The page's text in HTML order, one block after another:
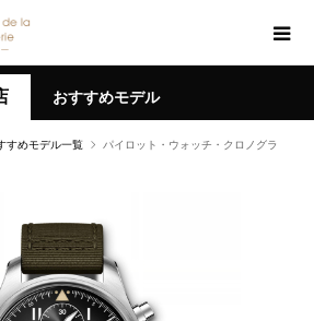
おすすめモデル
すめモデル一覧
パイロット・ウォッチ・クロノグラ